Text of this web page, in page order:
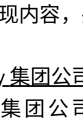
内容
集团公
集团公